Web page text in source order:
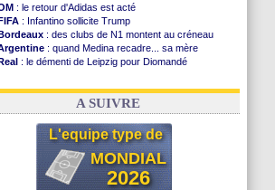
: le retour d'Adidas est acté
: Infantino sollicite Trump
: des clubs de N1 montent au créneau
: quand Medina recadre... sa mère
: le démenti de Leipzig pour Diomandé
: Paixão attire un 2e club anglais
A SUIVRE
L'equipe type de
MONDIAL
2026